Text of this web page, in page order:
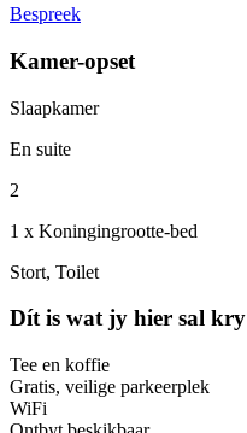
Bespreek
Kamer-opset
Slaapkamer
En suite
2
1 x Koningingrootte-bed
Stort, Toilet
Dít is wat jy hier sal kry
Tee en koffie
Gratis, veilige parkeerplek
WiFi